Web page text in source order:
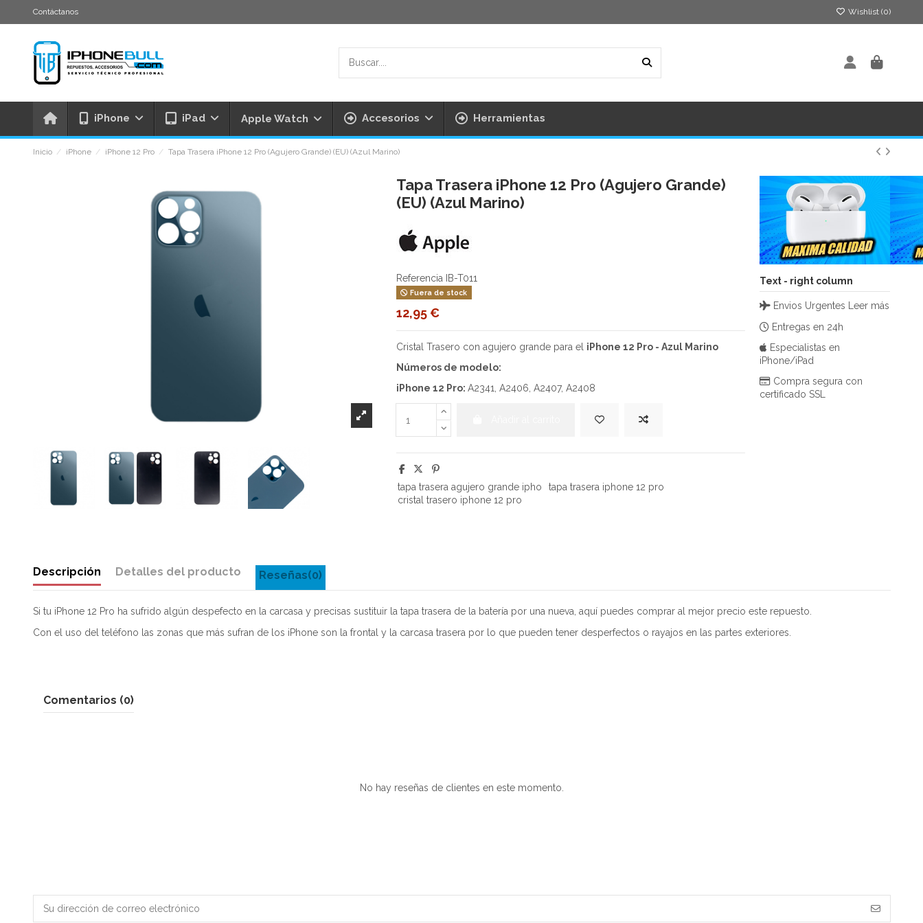
Contáctanos Wishlist (0)
iPhone iPad Apple Watch Accesorios Herramientas
Inicio iPhone iPhone 12 Pro Tapa Trasera iPhone 12 Pro (Agujero Grande) (EU) (Azul Marino)
Tapa Trasera iPhone 12 Pro (Agujero Grande)
(EU) (Azul Marino)
Referencia IB-T011
Fuera de stock
12,95 €
Cristal Trasero con agujero grande para el iPhone 12 Pro - Azul Marino
Números de modelo:
iPhone 12 Pro: A2341, A2406, A2407, A2408
tapa trasera agujero grande ipho
tapa trasera iphone 12 pro
cristal trasero iphone 12 pro
Text - right column
Envios Urgentes Leer más
Entregas en 24h
Especialistas en
iPhone/iPad
Compra segura con
certificado SSL
Descripción Detalles del producto Reseñas(0)
Si tu iPhone 12 Pro ha sufrido algún despefecto en la carcasa y precisas sustituir la tapa trasera de la batería por una nueva, aquí puedes comprar al mejor precio este repuesto.
Con el uso del teléfono las zonas que más sufran de los iPhone son la frontal y la carcasa trasera por lo que pueden tener desperfectos o rayajos en las partes exteriores.
Comentarios (0)
No hay reseñas de clientes en este momento.